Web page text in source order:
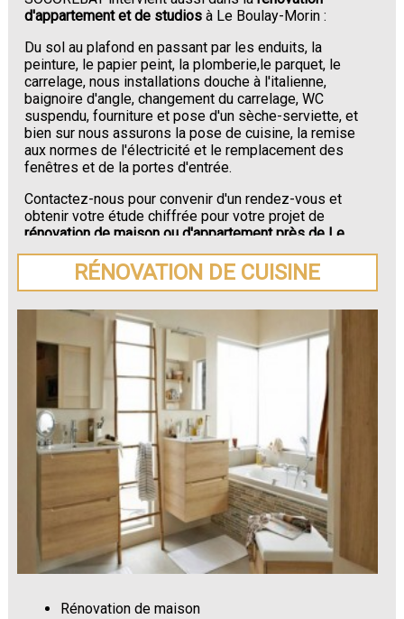
d'appartement et de studios à Le Boulay-Morin :
Du sol au plafond en passant par les enduits, la
peinture, le papier peint, la plomberie,le parquet, le
carrelage, nous installations douche à l'italienne,
baignoire d'angle, changement du carrelage, WC
suspendu, fourniture et pose d'un sèche-serviette, et
bien sur nous assurons la pose de cuisine, la remise
aux normes de l'électricité et le remplacement des
fenêtres et de la portes d'entrée.
Contactez-nous pour convenir d'un rendez-vous et
obtenir votre étude chiffrée pour votre projet de
rénovation de maison ou d'appartement près de Le
Boulay-Morin.
RÉNOVATION DE CUISINE
Rénovation de maison